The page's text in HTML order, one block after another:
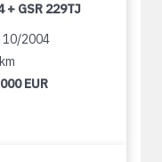
+ GSR 229TJ
10/2004
EUR